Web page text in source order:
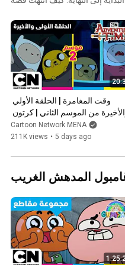
نتورك
Cartoon Network MENA
211K views • 5 days ago
المدهش الغريب